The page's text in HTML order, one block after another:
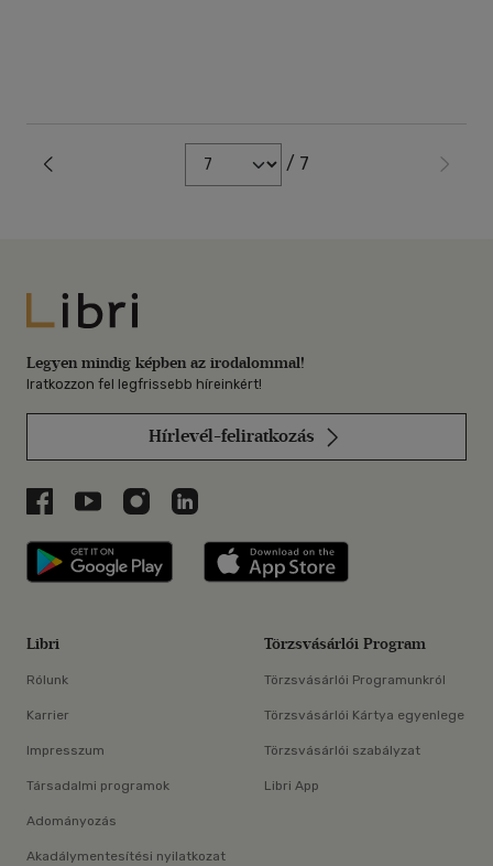
/ 7
Libri
Legyen mindig képben az irodalommal!
Iratkozzon fel legfrissebb híreinkért!
Hírlevél-feliratkozás
Libri a Facebookon
Libri a Youtube-on
Libri az Instagramon
Libri a LinkedInen
Libri applikáció Szerezd meg: Google
Libri
Rólunk
Karrier
Impresszum
Társadalmi programok
Adományozás
Akadálymentesítési nyilatkozat
Törzsvásárlói Program
Törzsvásárlói Programunkról
Törzsvásárlói Kártya egyenlege
Törzsvásárlói szabályzat
Libri App